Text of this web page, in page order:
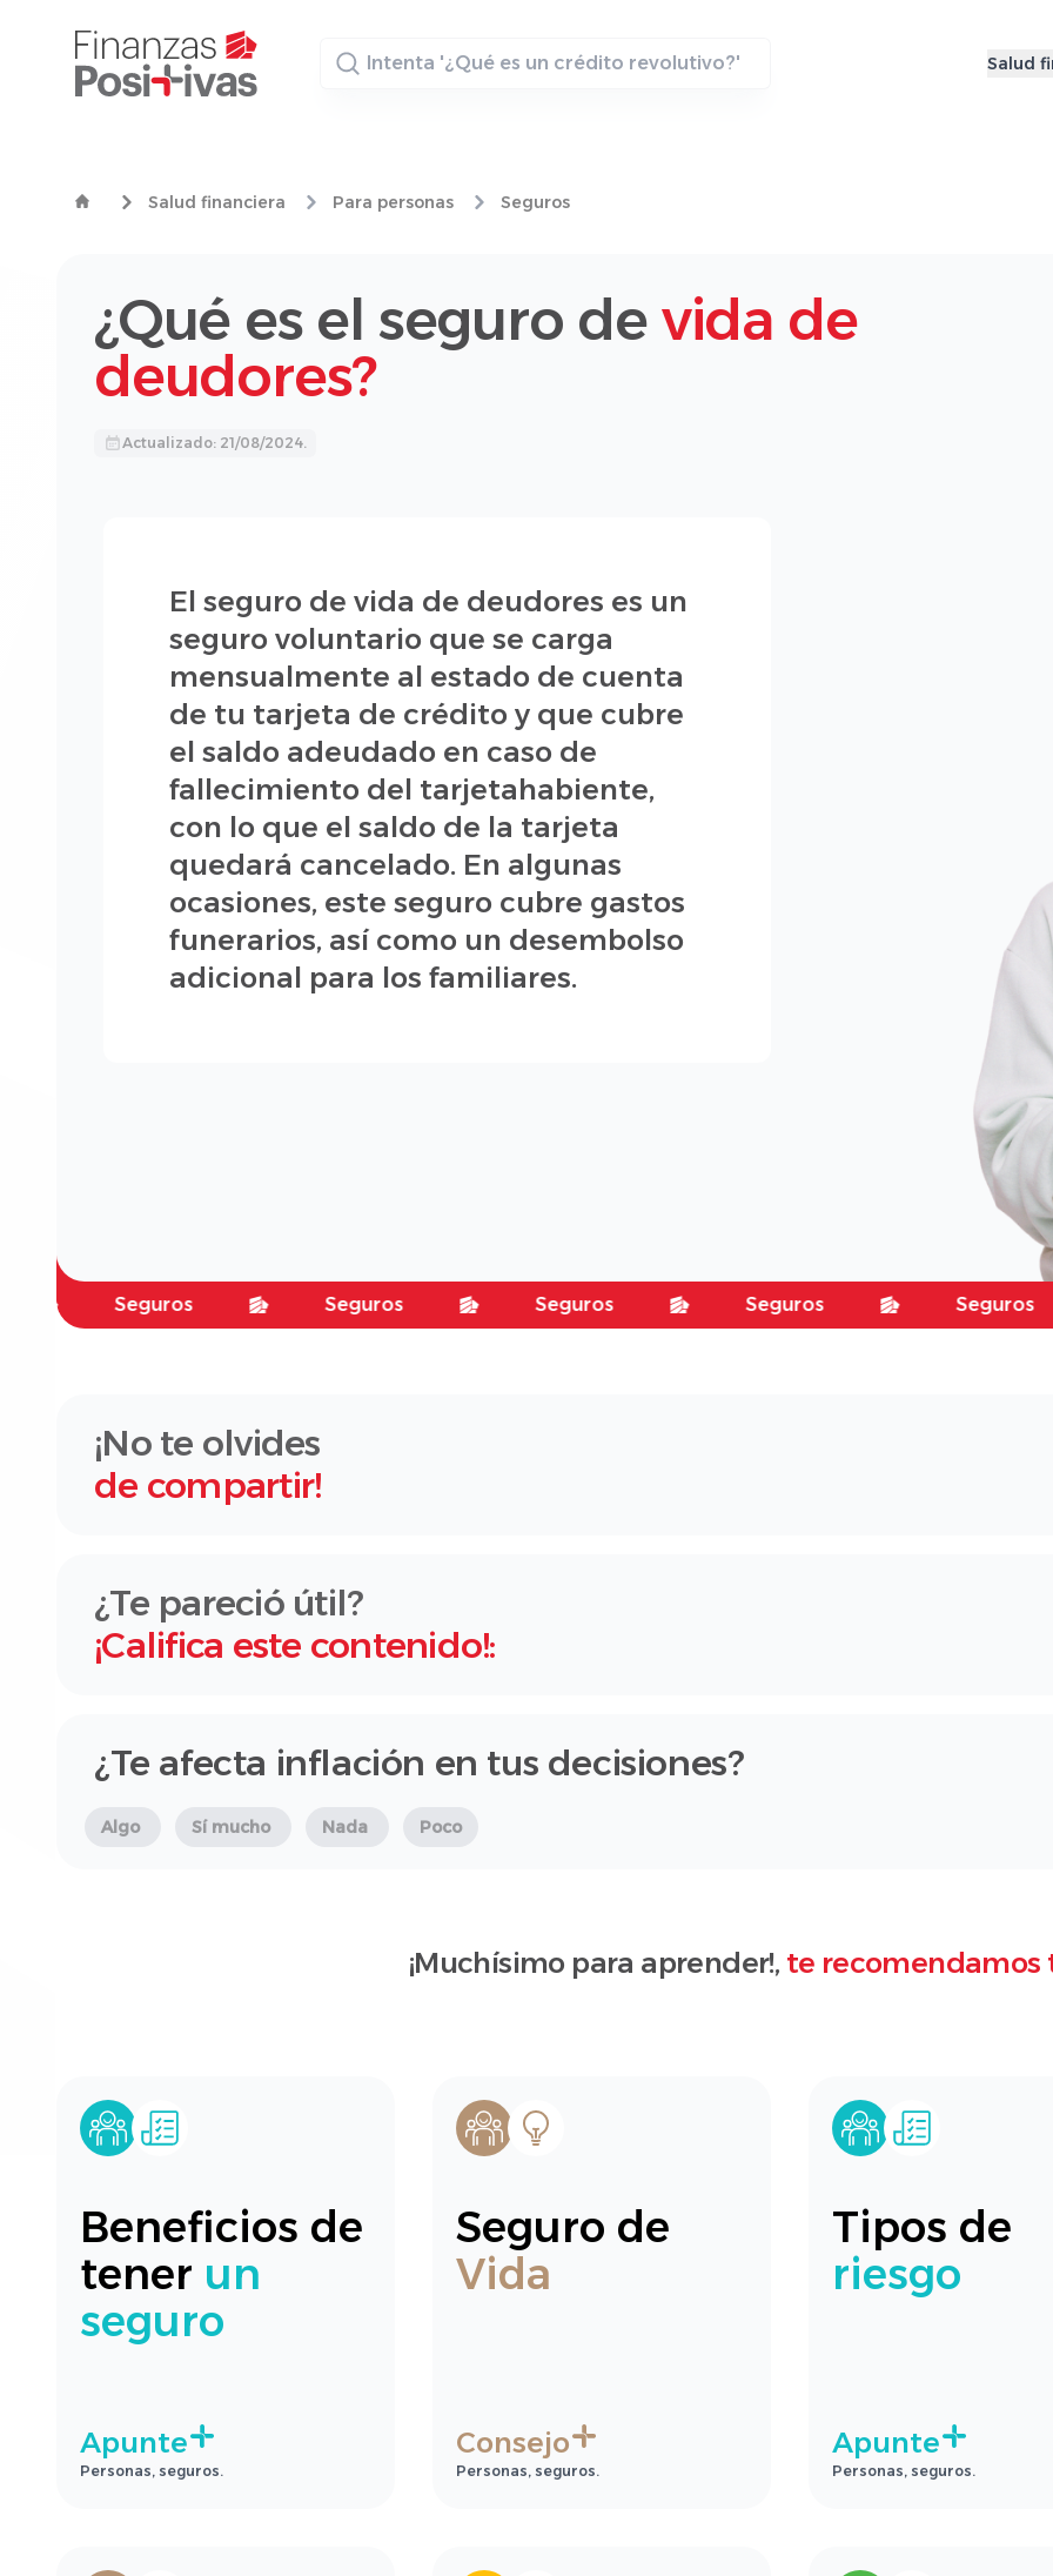
Buscador
Salud
Salud financiera Para personas Seguros
¿Qué es el seguro de vida de
deudores?
Actualizado: 21/08/2024.
El seguro de vida de deudores es un
seguro voluntario que se carga
mensualmente al estado de cuenta
de tu tarjeta de crédito y que cubre
el saldo adeudado en caso de
fallecimiento del tarjetahabiente,
con lo que el saldo de la tarjeta
quedará cancelado. En algunas
ocasiones, este seguro cubre gastos
funerarios, así como un desembolso
adicional para los familiares.
Seguros Seguros Seguros Seguros Seguros
¡No te olvides
de compartir!
¿Te pareció útil?
¡Califica este contenido!:
¿Te afecta inflación en tus decisiones?
Algo Sí mucho Nada Poco
¡Muchísimo para aprender!, te recomendamos
Beneficios de
tener un
seguro
Apunte
Personas, seguros.
Seguro de
Vida
Consejo
Personas, seguros.
Tipos de
riesgo
Apunte
Personas, seguros.